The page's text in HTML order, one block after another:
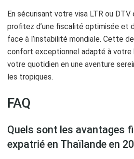
En sécurisant votre visa LTR ou
profitez d’une fiscalité optimisée et
face à l’instabilité mondiale. Cette
confort exceptionnel adapté à votre
votre quotidien en une aventure
les tropiques.
FAQ
Quels sont les avantages
expatrié en Thaïlande en